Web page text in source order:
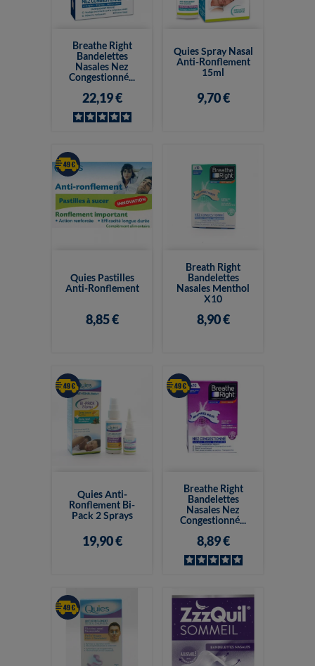
Breathe Right
Bandelettes
Nasales Nez
Congestionné...
22,19 €
Quies Spray Nasal
Anti-Ronflement
15ml
9,70 €
Quies Pastilles
Anti-Ronflement
8,85 €
Breath Right
Bandelettes
Nasales Menthol
X10
8,90 €
Quies Anti-
Ronflement Bi-
Pack 2 Sprays
19,90 €
Breathe Right
Bandelettes
Nasales Nez
Congestionné...
8,89 €